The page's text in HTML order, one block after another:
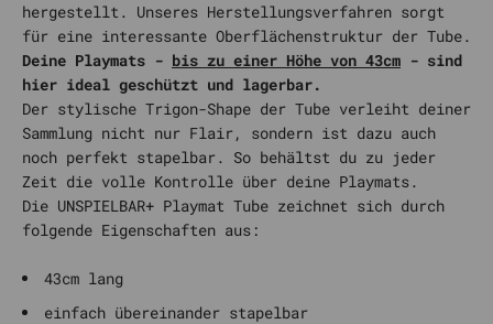
hergestellt. Unseres Herstellungsverfahren sorgt
für eine interessante Oberflächenstruktur der Tube.
Deine Playmats - bis zu einer Höhe von 43cm - sind
hier ideal geschützt und lagerbar.
Der stylische Trigon-Shape der Tube verleiht deiner
Sammlung nicht nur Flair, sondern ist dazu auch
noch perfekt stapelbar. So behältst du zu jeder
Zeit die volle Kontrolle über deine Playmats.
Die UNSPIELBAR+ Playmat Tube zeichnet sich durch
folgende Eigenschaften aus:
43cm lang
einfach übereinander stapelbar